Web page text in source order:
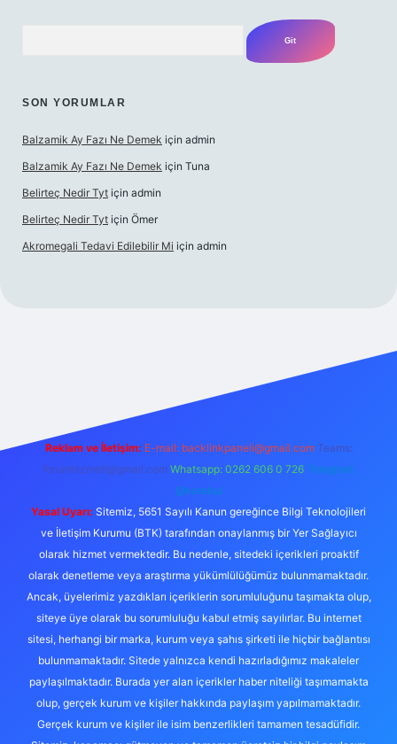
SON YORUMLAR
Balzamik Ay Fazı Ne Demek için admin
Balzamik Ay Fazı Ne Demek için Tuna
Belirteç Nedir Tyt için admin
Belirteç Nedir Tyt için Ömer
Akromegali Tedavi Edilebilir Mi için admin
Reklam ve İletişim: E-mail: backlinkpaneli@gmail.com Teams:
forumhizmeti@gmail.com Whatsapp: 0262 606 0 726 Telegram:
@karabul
Yasal Uyarı: Sitemiz, 5651 Sayılı Kanun gereğince Bilgi Teknolojileri
ve İletişim Kurumu (BTK) tarafından onaylanmış bir Yer Sağlayıcı
olarak hizmet vermektedir. Bu nedenle, sitedeki içerikleri proaktif
olarak denetleme veya araştırma yükümlülüğümüz bulunmamaktadır.
Ancak, üyelerimiz yazdıkları içeriklerin sorumluluğunu taşımakta olup,
siteye üye olarak bu sorumluluğu kabul etmiş sayılırlar. Bu internet
sitesi, herhangi bir marka, kurum veya şahıs şirketi ile hiçbir bağlantısı
bulunmamaktadır. Sitede yalnızca kendi hazırladığımız makaleler
paylaşılmaktadır. Burada yer alan içerikler haber niteliği taşımamakta
olup, gerçek kurum ve kişiler hakkında paylaşım yapılmamaktadır.
Gerçek kurum ve kişiler ile isim benzerlikleri tamamen tesadüfidir.